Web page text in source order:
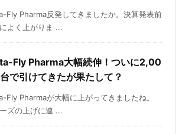
Fly Pharma反発してきましたか。決算発表前
よく上がりま ...
Fly Pharma大幅続伸！ついに2,00
で引けてきたが果たして？
Fly Pharmaが大幅に上がってきましたね。
ズの上げに連 ...